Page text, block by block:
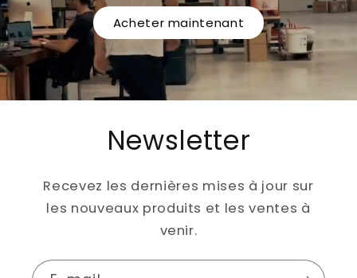
Acheter maintenant
Newsletter
Recevez les dernières mises à jour sur
les nouveaux produits et les ventes à
venir.